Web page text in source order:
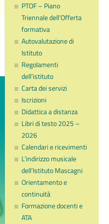
PTOF – Piano
Triennale dell’Offerta
formativa
Autovalutazione di
Istituto
Regolamenti
dell’istituto
Carta dei servizi
Iscrizioni
Didattica a distanza
Libri di testo 2025 –
2026
Calendari e ricevimenti
L’indirizzo musicale
dell’Istituto Mascagni
Orientamento e
continuità
Formazione docenti e
ATA